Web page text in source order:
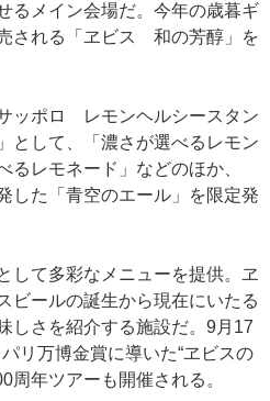
るメイン会場だ。今年の歳暮ギ
される「ヱビス 和の芳醇」を
ッポロ レモンヘルシースタン
として、「濃さが選べるレモン
るレモネード」などのほか、
した「青空のエール」を限定発
して多彩なメニューを提供。ヱ
ビールの誕生から現在にいたる
しさを紹介する施設だ。9月17
リ万博金賞に導いた“ヱビスの
周年ツアーも開催される。